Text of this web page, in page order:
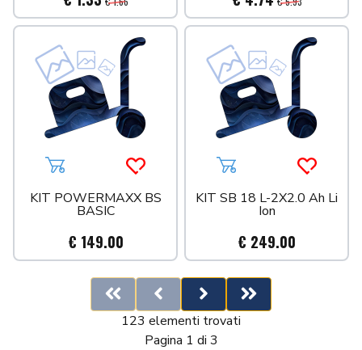
Aggiungi al carrelloAcquista più tardi
KIT POWERMAXX BS
BASIC
€ 149.00
Aggiungi al carrello
KIT SB 18 L-2X2.0 Ah Li
Ion
€ 249.00
FirstPrevious
123 elementi trovati
Pagina 1 di 3
NextLast